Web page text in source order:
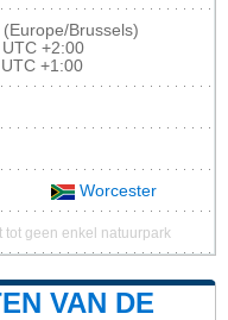
Brussels)
+2:00
+1:00
Worcester
tot geen enkel natuurpark
VAN DE